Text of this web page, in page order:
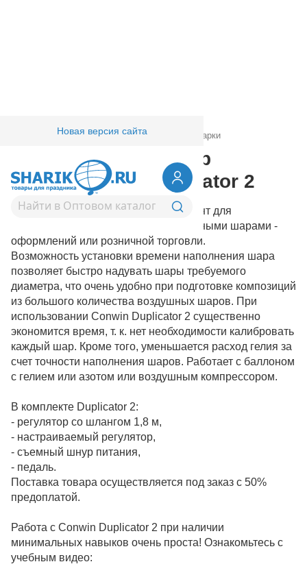
Новая версия сайта
Товары для праздника/ Торговые марки
Conwin - Калибратор
электронный Duplicator 2
Duplicator 2 - необходимый инструмент для
профессиональной работы с воздушными шарами -
оформлений или розничной торговли.
Возможность установки времени наполнения шара
позволяет быстро надувать шары требуемого
диаметра, что очень удобно при подготовке композиций
из большого количества воздушных шаров. При
использовании Conwin Duplicator 2 существенно
экономится время, т. к. нет необходимости калибровать
каждый шар. Кроме того, уменьшается расход гелия за
счет точности наполнения шаров. Работает с баллоном
с гелием или азотом или воздушным компрессором.
В комплекте Duplicator 2:
- регулятор со шлангом 1,8 м,
- настраиваемый регулятор,
- съемный шнур питания,
- педаль.
Поставка товара осуществляется под заказ с 50%
предоплатой.
Работа с Conwin Duplicator 2 при наличии
минимальных навыков очень проста! Ознакомьтесь с
учебным видео: